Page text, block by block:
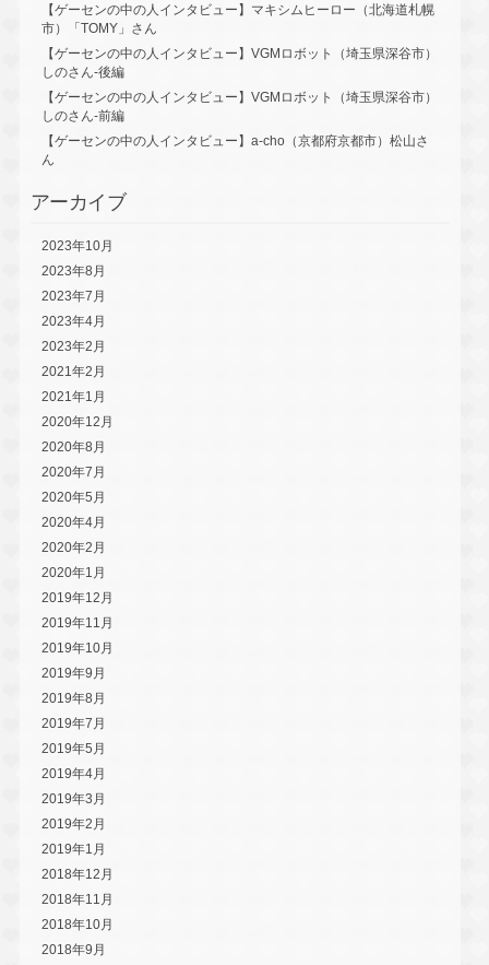
【ゲーセンの中の人インタビュー】マキシムヒーロー（北海道札幌
市）「TOMY」さん
【ゲーセンの中の人インタビュー】VGMロボット（埼玉県深谷市）
しのさん-後編
【ゲーセンの中の人インタビュー】VGMロボット（埼玉県深谷市）
しのさん-前編
【ゲーセンの中の人インタビュー】a-cho（京都府京都市）松山さ
ん
アーカイブ
2023年10月
2023年8月
2023年7月
2023年4月
2023年2月
2021年2月
2021年1月
2020年12月
2020年8月
2020年7月
2020年5月
2020年4月
2020年2月
2020年1月
2019年12月
2019年11月
2019年10月
2019年9月
2019年8月
2019年7月
2019年5月
2019年4月
2019年3月
2019年2月
2019年1月
2018年12月
2018年11月
2018年10月
2018年9月